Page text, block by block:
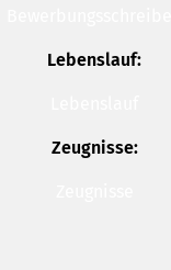
Lebenslauf:
Zeugnisse: